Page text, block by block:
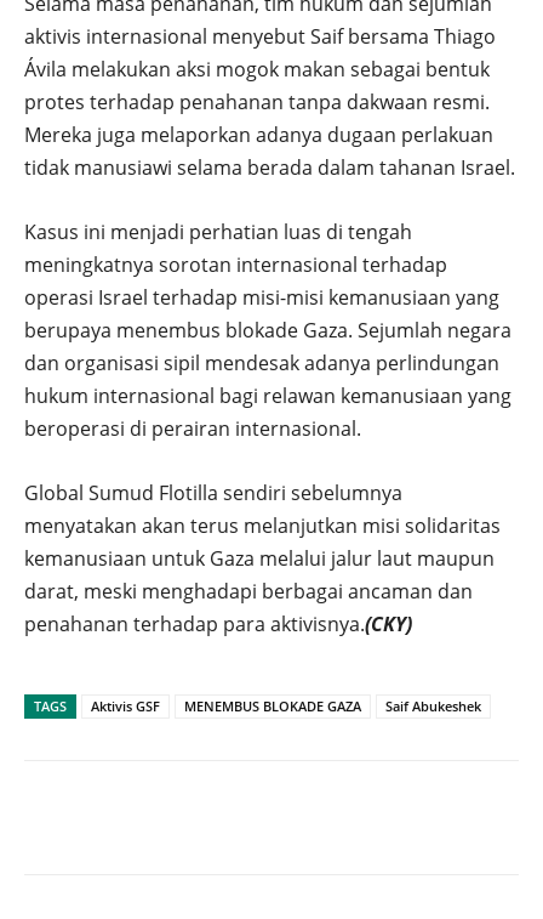
aktivis internasional menyebut Saif bersama Thiago
Ávila melakukan aksi mogok makan sebagai bentuk
protes terhadap penahanan tanpa dakwaan resmi.
Mereka juga melaporkan adanya dugaan perlakuan
tidak manusiawi selama berada dalam tahanan Israel.
Kasus ini menjadi perhatian luas di tengah
meningkatnya sorotan internasional terhadap
operasi Israel terhadap misi-misi kemanusiaan yang
berupaya menembus blokade Gaza. Sejumlah negara
dan organisasi sipil mendesak adanya perlindungan
hukum internasional bagi relawan kemanusiaan yang
beroperasi di perairan internasional.
Global Sumud Flotilla sendiri sebelumnya
menyatakan akan terus melanjutkan misi solidaritas
kemanusiaan untuk Gaza melalui jalur laut maupun
darat, meski menghadapi berbagai ancaman dan
penahanan terhadap para aktivisnya.(CKY)
TAGS Aktivis GSF MENEMBUS BLOKADE GAZA Saif Abukeshek